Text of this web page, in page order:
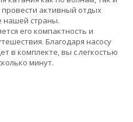
провести активный отдых
нашей страны.
его компактность и
Благодаря насосу
в комплекте, вы с легкостью
минут.